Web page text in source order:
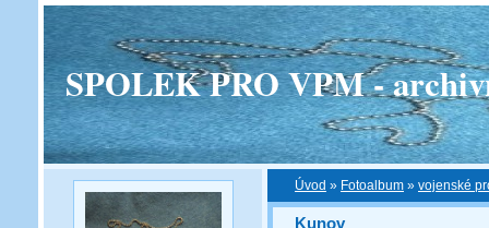
SPOLEK PRO VPM -
Úvod » Fotoalbum » vojenské
Kunov